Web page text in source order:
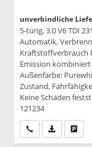
unverbindliche
5-türig, 3.0 V6 TDI
Automatik,
Kraftstoffverbrauch
Emission kombiniert
Außenfarbe:
Zustand,
Keine Schäden
121234
Wir rufen Sie an
PDF-